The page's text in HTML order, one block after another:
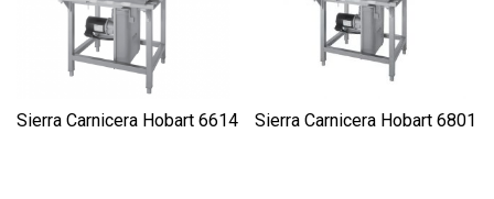
Sierra Carnicera Hobart 6614 Sierra Carnicera Hobart 6801